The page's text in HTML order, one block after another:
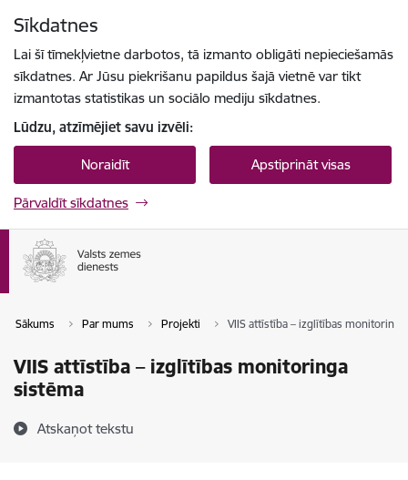
Sīkdatnes
Lai šī tīmekļvietne darbotos, tā izmanto obligāti nepieciešamās
sīkdatnes. Ar Jūsu piekrišanu papildus šajā vietnē var tikt
izmantotas statistikas un sociālo mediju sīkdatnes.
Lūdzu, atzīmējiet savu izvēli:
Noraidīt Apstiprināt visas
Pārvaldīt sīkdatnes
Sākums Par mums Projekti VIIS attīstība – izglītības
VIIS attīstība – izglītības monitoringa
sistēma
Atskaņot tekstu